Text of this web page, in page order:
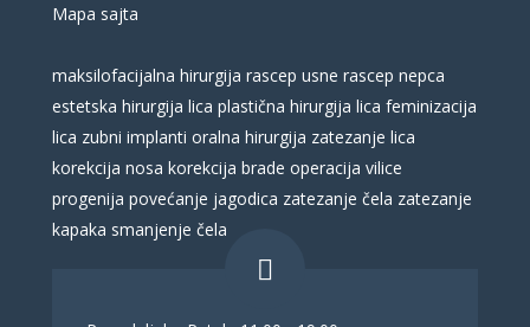
Mapa sajta
maksilofacijalna hirurgija rascep usne rascep nepca
estetska hirurgija lica plastična hirurgija lica feminizacija
lica zubni implanti oralna hirurgija zatezanje lica
korekcija nosa korekcija brade operacija vilice
progenija povećanje jagodica zatezanje čela zatezanje
kapaka smanjenje čela